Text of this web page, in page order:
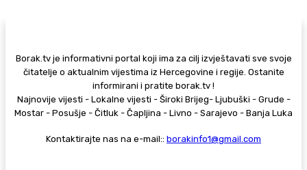
Borak.tv je informativni portal koji ima za cilj izvještavati sve svoje
čitatelje o aktualnim vijestima iz Hercegovine i regije. Ostanite
informirani i pratite borak.tv !
Najnovije vijesti - Lokalne vijesti - Široki Brijeg- Ljubuški - Grude -
Mostar - Posušje - Čitluk - Čapljina - Livno - Sarajevo - Banja Luka
Kontaktirajte nas na e-mail:: borakinfo1@gmail.com